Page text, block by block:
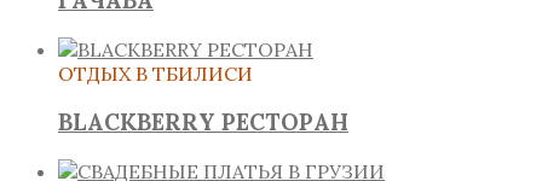
ОТДЫХ В ТБИЛИСИ
BLACKBERRY РЕСТОРАН